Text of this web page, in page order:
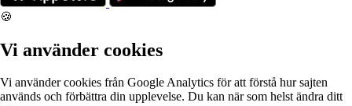
🍪
Vi använder cookies
Vi använder cookies från Google Analytics för att förstå hur sajten
används och förbättra din upplevelse. Du kan när som helst ändra ditt